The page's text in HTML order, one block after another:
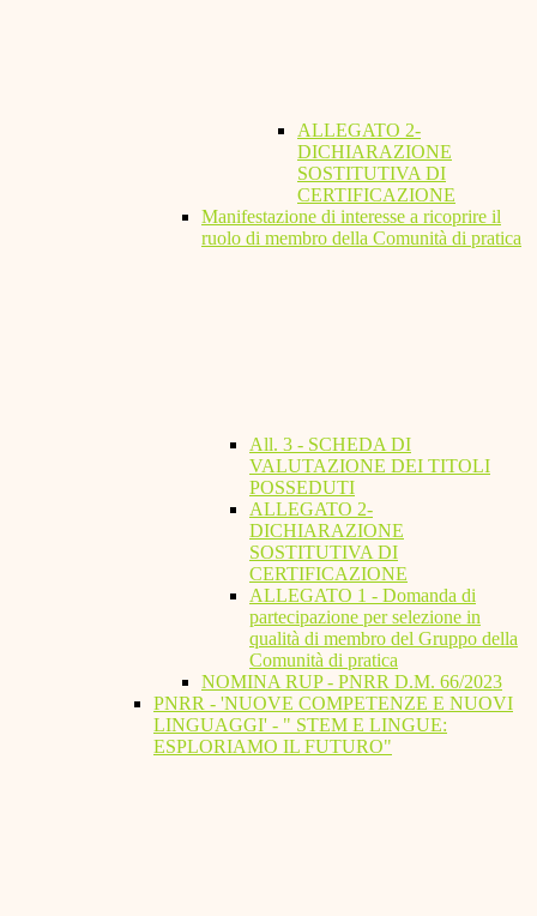
ALLEGATO 2-
DICHIARAZIONE
SOSTITUTIVA DI
CERTIFICAZIONE
Manifestazione di interesse a ricoprire il
ruolo di membro della Comunità di pratica
All. 3 - SCHEDA DI
VALUTAZIONE DEI TITOLI
POSSEDUTI
ALLEGATO 2-
DICHIARAZIONE
SOSTITUTIVA DI
CERTIFICAZIONE
ALLEGATO 1 - Domanda di
partecipazione per selezione in
qualità di membro del Gruppo della
Comunità di pratica
NOMINA RUP - PNRR D.M. 66/2023
PNRR - 'NUOVE COMPETENZE E NUOVI
LINGUAGGI' - " STEM E LINGUE:
ESPLORIAMO IL FUTURO"